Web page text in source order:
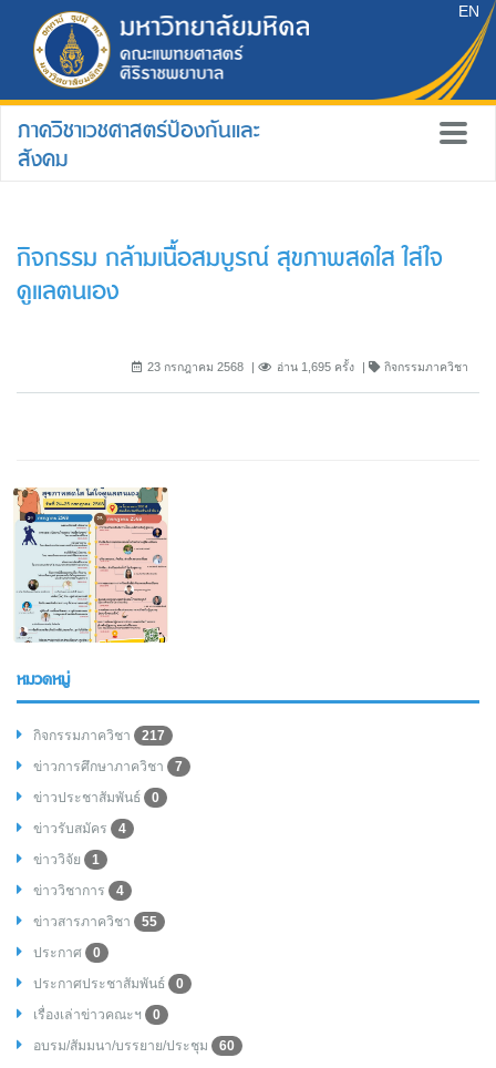
EN
ภาควิชาเวชศาสตร์ป้องกันและ
สังคม
กิจกรรม กล้ามเนื้อสมบูรณ์ สุขภาพสดใส ใส่ใจ
ดูแลตนเอง
23 กรกฎาคม 2568 อ่าน 1,695 ครั้ง กิจกรรมภาควิชา
หมวดหมู่
กิจกรรมภาควิชา
217
ข่าวการศึกษาภาควิชา
7
ข่าวประชาสัมพันธ์
0
ข่าวรับสมัคร
4
ข่าววิจัย
1
ข่าววิชาการ
4
ข่าวสารภาควิชา
55
ประกาศ
0
ประกาศประชาสัมพันธ์
0
เรื่องเล่าข่าวคณะฯ
0
อบรม/สัมมนา/บรรยาย/ประชุม
60